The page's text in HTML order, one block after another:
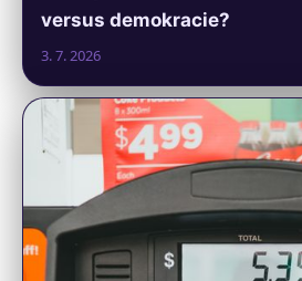
versus demokracie?
3. 7. 2026